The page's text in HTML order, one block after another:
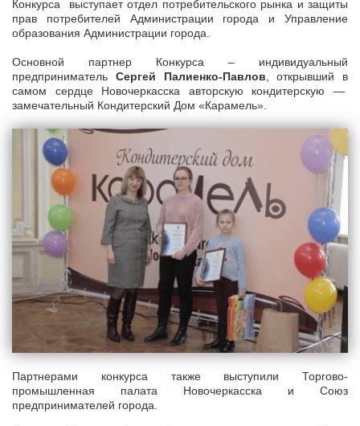
Конкурса выступает отдел потребительского рынка и защиты
прав потребителей Администрации города и Управление
образования Администрации города.
Основной партнер Конкурса – индивидуальный
предприниматель Сергей Палиенко-Павлов , открывший в
самом сердце Новочеркасска авторскую кондитерскую —
замечательный Кондитерский Дом «Карамель».
Партнерами конкурса также выступили Торгово-
промышленная палата Новочеркасска и Союз
предпринимателей города.